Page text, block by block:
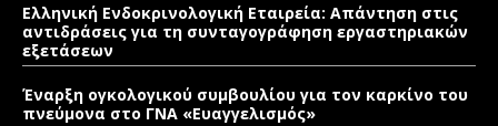
Ελληνική Ενδοκρινολογική Εταιρεία: Απάντηση στις
αντιδράσεις για τη συνταγογράφηση εργαστηριακών
εξετάσεων
Έναρξη ογκολογικού συμβουλίου για τον καρκίνο του
πνεύμονα στο ΓΝΑ «Ευαγγελισμός»